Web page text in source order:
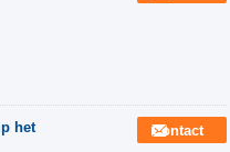
het
Contact